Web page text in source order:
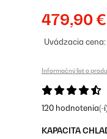
479,90 €
Uvádzacia cena:
Informačný list o
120 hodnotenia(-í)
KAPACITA